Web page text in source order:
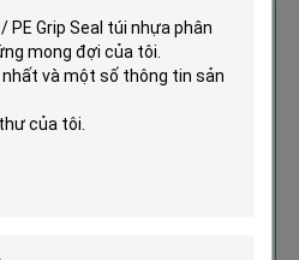
tốt nhất cho
cá nhân / VMPET / PE Grip
nhựa phân hủy sinh học